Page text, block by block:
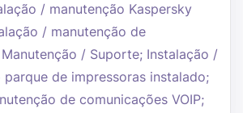
/ manutenção Kaspersky
/ manutenção de
/ Suporte; Instalação /
parque de impressoras instalado;
de comunicações VOIP;